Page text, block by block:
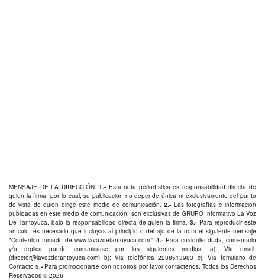
MENSAJE DE LA DIRECCIÓN:1.- Esta nota periodística es responsabilidad directa de
quien la firma, por lo cual, su publicación no depende única ni exclusivamente del punto
de vista de quien dirige este medio de comunicación.2.- Las fotografías e información
publicadas en este medio de comunicación, son exclusivas de GRUPO Informativo La Voz
De Tantoyuca, bajo la responsabilidad directa de quien la firma.3.- Para reproducir este
artículo, es necesario que incluyas al principio o debajo de la nota el siguiente mensaje
"Contenido tomado dewww.lavozdetantoyuca.com ." 4.- Para cualquier duda, comentario
y/o replica puede comunicarse por los siguientes medios: a): Via email:
(director@lavozdetantoyuca.com) b): Via telefónica 2288513983 c): Via fomulario de
Contacto 5.- Para promocionarse con nosotros por favorcontáctenos. Todos los Derechos
Reservados © 2026